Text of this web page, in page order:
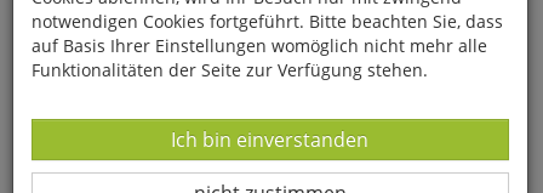
notwendigen Cookies fortgeführt. Bitte beachten Sie, dass
auf Basis Ihrer Einstellungen womöglich nicht mehr alle
Funktionalitäten der Seite zur Verfügung stehen.
Datenverarbeitung -
Ich bin einverstanden